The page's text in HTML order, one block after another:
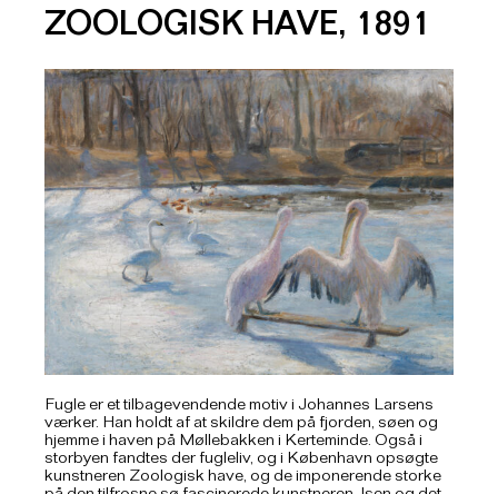
ZOOLOGISK HAVE, 1891
Fugle er et tilbagevendende motiv i Johannes Larsens
værker. Han holdt af at skildre dem på fjorden, søen og
hjemme i haven på Møllebakken i Kerteminde. Også i
storbyen fandtes der fugleliv, og i København opsøgte
kunstneren Zoologisk have, og de imponerende storke